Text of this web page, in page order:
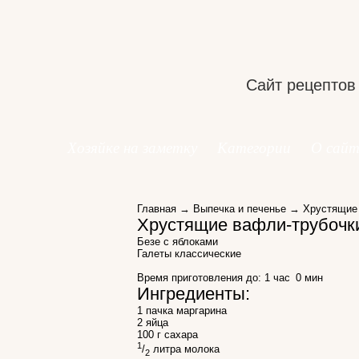
Сайт
Главная→ Выпечка и печенье→ Хрустящие
Хрустящие вафли-
Безе с яблоками
Галеты классические
Время приготовления до: 1 час 0 мин
Ингредиенты:
1 пачка маргарина
2 яйца
100 г сахара
1/2литра молока